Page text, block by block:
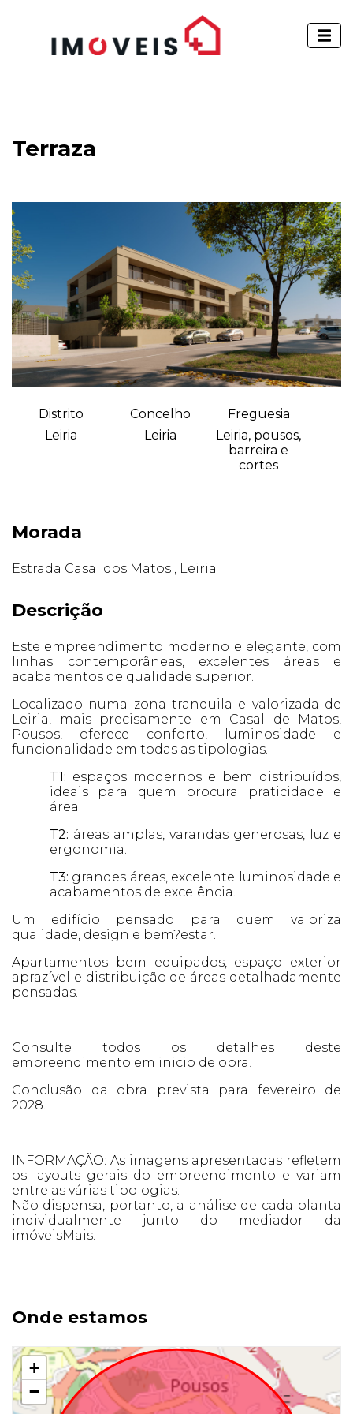
Terraza
Distrito
Leiria
Concelho
Leiria
Freguesia
Leiria, pousos,
barreira e
cortes
Morada
Estrada Casal dos Matos , Leiria
Descrição
Este empreendimento moderno e elegante, com
linhas contemporâneas, excelentes áreas e
acabamentos de qualidade superior.
Localizado numa zona tranquila e valorizada de
Leiria, mais precisamente em Casal de Matos,
Pousos, oferece conforto, luminosidade e
funcionalidade em todas as tipologias.
T1: espaços modernos e bem distribuídos,
ideais para quem procura praticidade e
área.
T2: áreas amplas, varandas generosas, luz e
ergonomia.
T3: grandes áreas, excelente luminosidade e
acabamentos de excelência.
Um edifício pensado para quem valoriza
qualidade, design e bem?estar.
Apartamentos bem equipados, espaço exterior
aprazível e distribuição de áreas detalhadamente
pensadas.
Consulte todos os detalhes deste
empreendimento em inicio de obra!
Conclusão da obra prevista para fevereiro de
2028.
INFORMAÇÃO: As imagens apresentadas refletem
os layouts gerais do empreendimento e variam
entre as várias tipologias.
Não dispensa, portanto, a análise de cada planta
individualmente junto do mediador da
imóveisMais.
Onde estamos
+
−